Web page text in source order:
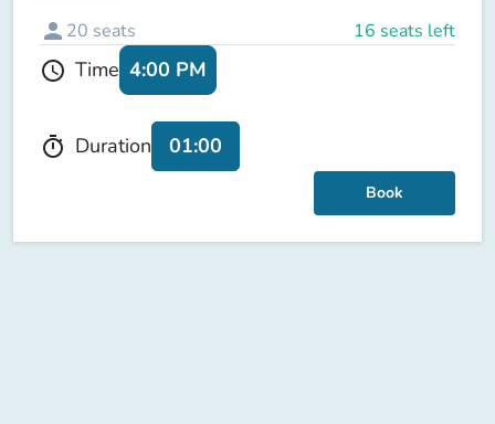
person 20 seats 16 seats left
schedule Time 4:00 PM
timer Duration 01:00
Book